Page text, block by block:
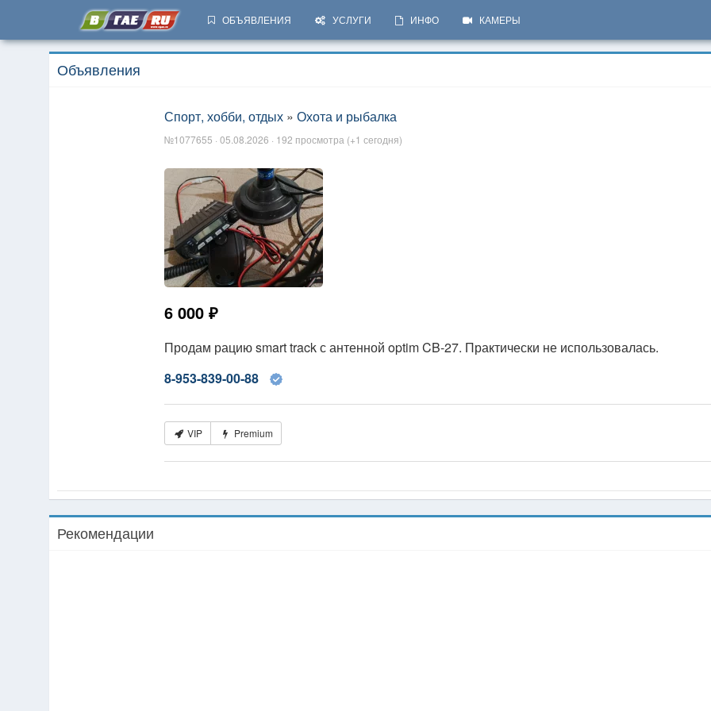
ОБЪЯВЛЕНИЯ УСЛУГИ ИНФО КАМЕРЫ
Объявления
Спорт, хобби, отдых » Охота и рыбалка
№1077655 · 05.08.2026 · 192 просмотра (+1 сегодня)
6 000 ₽
Продам рацию smart track с антенной optim CB-27. Практически не использовалась.
8-953-839-00-88
VIP Premium
Рекомендации